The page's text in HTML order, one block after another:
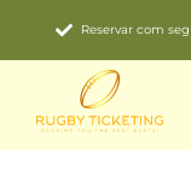
Reservar com